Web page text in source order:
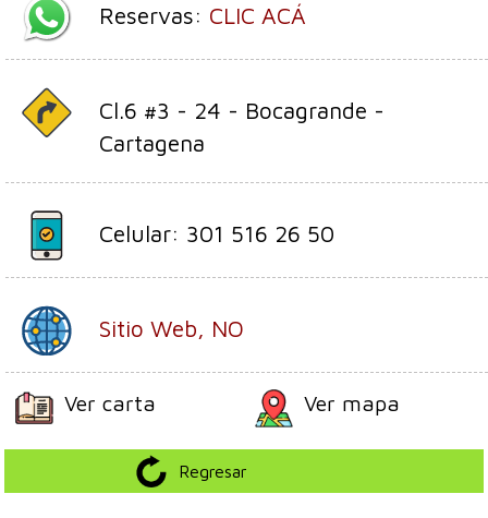
Reservas: CLIC ACÁ
Cl.6 #3 - 24 - Bocagrande -
Cartagena
Celular: 301 516 26 50
Sitio Web, NO
Ver carta Ver mapa
Regresar